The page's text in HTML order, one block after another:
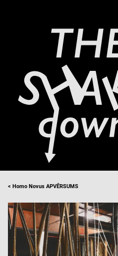
< Homo Novus APVĒRSUMS